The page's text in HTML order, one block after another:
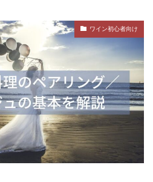
ワイン初心者向け